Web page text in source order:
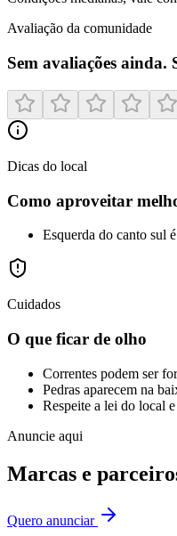
Avaliação da comunidade
Sem avaliações ainda.
Dicas do local
Como aproveitar
Esquerda do canto sul
Cuidados
O que ficar de olho
Correntes podem ser
Pedras aparecem na
Respeite a lei do local
Anuncie aqui
Marcas e
Quero anunciar